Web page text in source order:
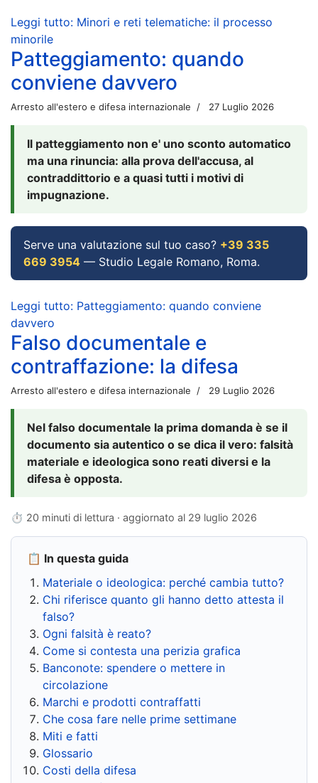
Leggi tutto: Minori e reti telematiche: il processo
minorile
Patteggiamento: quando
conviene davvero
Arresto all'estero e difesa internazionale 27 Luglio 2026
Il patteggiamento non e' uno sconto automatico
ma una rinuncia: alla prova dell'accusa, al
contraddittorio e a quasi tutti i motivi di
impugnazione.
Serve una valutazione sul tuo caso? +39 335
669 3954 — Studio Legale Romano, Roma.
Leggi tutto: Patteggiamento: quando conviene
davvero
Falso documentale e
contraffazione: la difesa
Arresto all'estero e difesa internazionale 29 Luglio 2026
Nel falso documentale la prima domanda è se il
documento sia autentico o se dica il vero: falsità
materiale e ideologica sono reati diversi e la
difesa è opposta.
⏱ 20 minuti di lettura · aggiornato al 29 luglio 2026
📋 In questa guida
Materiale o ideologica: perché cambia tutto?
Chi riferisce quanto gli hanno detto attesta il
falso?
Ogni falsità è reato?
Come si contesta una perizia grafica
Banconote: spendere o mettere in
circolazione
Marchi e prodotti contraffatti
Che cosa fare nelle prime settimane
Miti e fatti
Glossario
Costi della difesa